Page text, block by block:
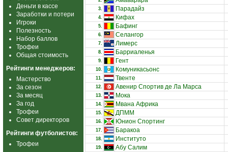
Деньги в кассе
Заработки и потери
Игроки
Полезность
Набор баллов
Трофеи
Общая стоимость
Рейтинги менеджеров:
Мастерство
За сезон
За месяц
За год
Трофеи
Совет директоров
Рейтинги футболистов:
Трофеи
3. Парадайз
4. Кифах
5. Бафинг
6. Селангор
7. Лимерс
8. Барриаленья
9. Гент
10. Комуникасьонс
11. Твенте
12. Авенир Спортив де Ла Марса
13. Мока
14. Мвана Африка
15. ДПММ
16. Юнион Спортинг
17. Баракоа
18. Институто
19. Абу Салим